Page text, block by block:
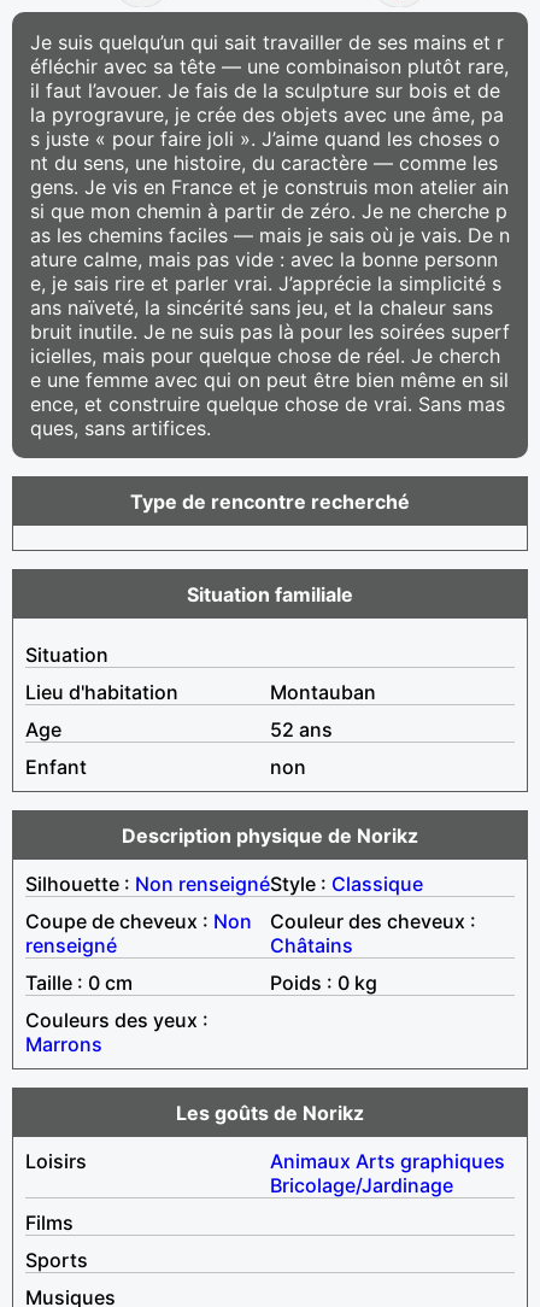
Je suis quelqu’un qui sait travailler de ses mains et r
éfléchir avec sa tête — une combinaison plutôt rare,
il faut l’avouer. Je fais de la sculpture sur bois et de
la pyrogravure, je crée des objets avec une âme, pa
s juste « pour faire joli ». J’aime quand les choses o
nt du sens, une histoire, du caractère — comme les
gens. Je vis en France et je construis mon atelier ain
si que mon chemin à partir de zéro. Je ne cherche p
as les chemins faciles — mais je sais où je vais. De n
ature calme, mais pas vide : avec la bonne personn
e, je sais rire et parler vrai. J’apprécie la simplicité s
ans naïveté, la sincérité sans jeu, et la chaleur sans
bruit inutile. Je ne suis pas là pour les soirées superf
icielles, mais pour quelque chose de réel. Je cherch
e une femme avec qui on peut être bien même en sil
ence, et construire quelque chose de vrai. Sans mas
ques, sans artifices.
Type de rencontre recherché
Situation familiale
Situation
Lieu d'habitation
Montauban
Age
52 ans
Enfant
non
Description physique de Norikz
Silhouette : Non renseignéStyle : Classique
Coupe de cheveux : Non
renseigné
Couleur des cheveux :
Châtains
Taille : 0 cm
Poids : 0 kg
Couleurs des yeux :
Marrons
Les goûts de Norikz
Loisirs
Animaux Arts graphiques
Bricolage/Jardinage
Films
Sports
Musiques